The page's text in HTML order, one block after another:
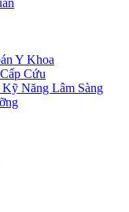
Y Khoa
Cứu
Năng Lâm Sàng